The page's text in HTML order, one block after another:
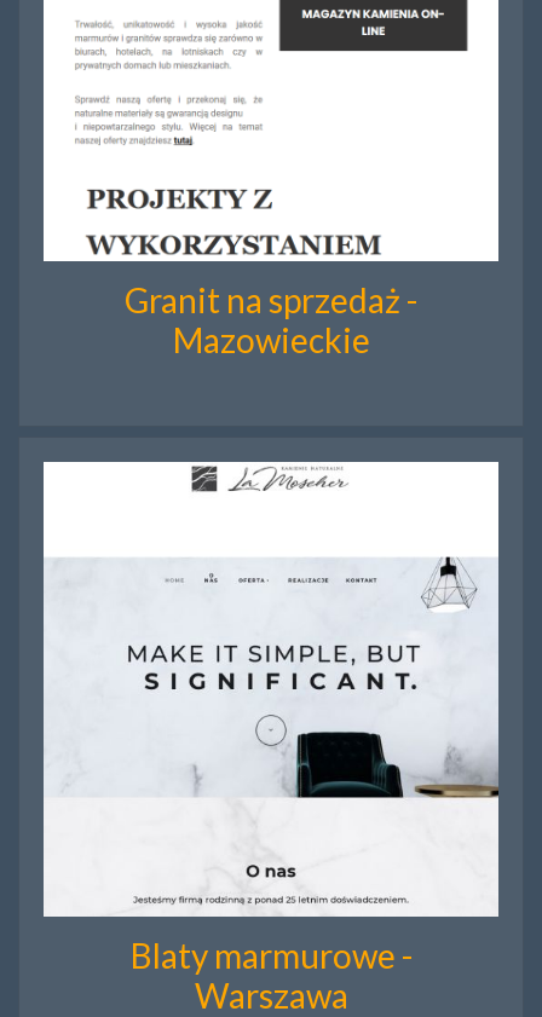
Granit na sprzedaż -
Mazowieckie
Blaty marmurowe -
Warszawa